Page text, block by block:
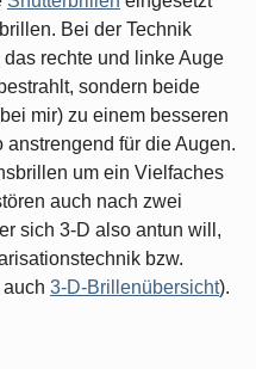
Bei der Technik
rechte und linke Auge
sondern beide
mir) zu einem besseren
für die Augen.
um ein Vielfaches
auch nach zwei
sich 3-D also antun will,
bzw.
3-D-Brillenübersicht).